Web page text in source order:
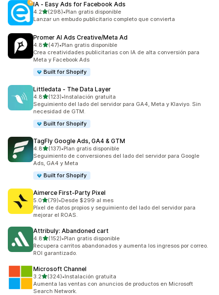
IA ‑ Easy Ads for Facebook Ads
4.2de 5 estrellas
(298)
298 reseñas en total
•Plan gratis disponible
Lanzar un embudo publicitario completo que convierta
Promer AI Ads Creative/Meta Ad
4.8de 5 estrellas
(47)
47 reseñas en total
•Plan gratis disponible
Crea creatividades publicitarias con IA de alta conversión para
Meta y Facebook Ads
Built for Shopify
Littledata ‑ The Data Layer
4.8de 5 estrellas
(123)
123 reseñas en total
•Instalación gratuita
Seguimiento del lado del servidor para GA4, Meta y Klaviyo. Sin
necesidad de GTM.
Built for Shopify
TagFly Google Ads, GA4 & GTM
4.8de 5 estrellas
(137)
137 reseñas en total
•Plan gratis disponible
Seguimiento de conversiones del lado del servidor para Google
Ads, GA4 y Meta
Built for Shopify
Aimerce First‑Party Pixel
5.0de 5 estrellas
(79)
79 reseñas en total
•Desde $299 al mes
Píxel de datos propios y seguimiento del lado del servidor para
mejorar el ROAS.
Attribuly: Abandoned cart
4.8de 5 estrellas
(152)
152 reseñas en total
•Plan gratis disponible
Recupera carritos abandonados y aumenta los ingresos por correo.
ROI garantizado.
Microsoft Channel
3.2de 5 estrellas
(324)
324 reseñas en total
•Instalación gratuita
Aumenta las ventas con anuncios de productos en Microsoft
Search Network.